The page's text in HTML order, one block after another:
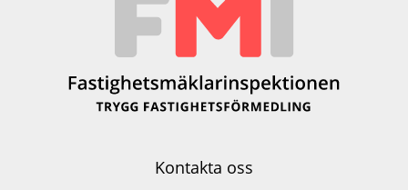
Kontakta oss